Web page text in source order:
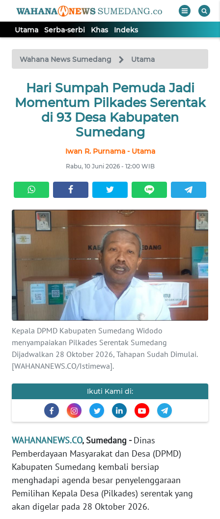
Utama Serba-serbi Khas Indeks
Wahana News Sumedang Utama
Hari Sumpah Pemuda Jadi
Momentum Pilkades Serentak
di 93 Desa Kabupaten
Sumedang
Iwan R. Purnama - Utama
Rabu, 10 Juni 2026 - 12:00 WIB
Kepala DPMD Kabupaten Sumedang Widodo
menyampaiakan Pilkades Serentak Sumedang
Dijadwalkan 28 Oktober 2026, Tahapan Sudah Dimulai.
[WAHANANEWS.CO/Istimewa].
Ikuti Kami di:
WAHANANEWS.CO, Sumedang -Dinas
Pemberdayaan Masyarakat dan Desa (DPMD)
Kabupaten Sumedang kembali bersiap
menghadapi agenda besar penyelenggaraan
Pemilihan Kepala Desa (Pilkades) serentak yang
akan digelar pada 28 Oktober 2026.
TV
Tutup
UTAMA
INDEKS
BERITA
KONTAK
KAMI
INFO
IKLAN
TENTANG
KAMI
PEDOMAN
MEDIA
SIBER
DISCLAIMER
Wahana
News
Regional